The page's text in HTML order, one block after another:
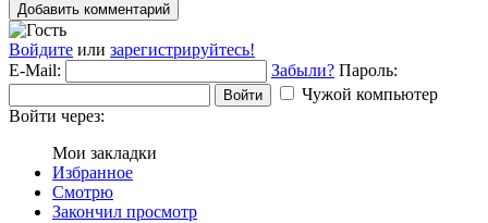
Добавить комментарий
Войдите или зарегистрируйтесь!
E-Mail:
Забыли? Пароль:
Войти
Чужой компьютер
Войти через:
Мои закладки
Избранное
Смотрю
Закончил просмотр